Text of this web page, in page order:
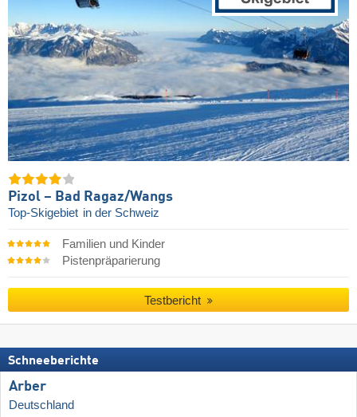
Pizol – Bad Ragaz/​Wangs
Top-Skigebiet in der Schweiz
Familien und Kinder
Pistenpräparierung
Testbericht
Schneeberichte
Arber
Deutschland